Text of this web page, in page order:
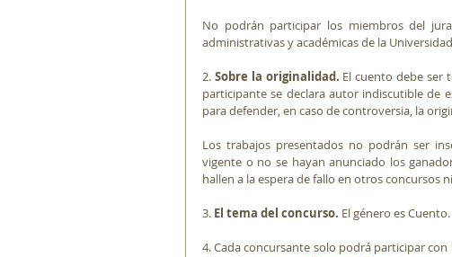
No podrán participar los miembros del
administrativas y académicas de la
2. Sobre la originalidad. El cuento debe ser
participante se declara autor indiscutible de
para defender, en caso de controversia, la
Los trabajos presentados no podrán ser
vigente o no se hayan anunciado los
hallen a la espera de fallo en otros concursos
3. El tema del concurso. El género es
4. Cada concursante solo podrá participar